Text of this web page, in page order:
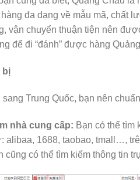
đa dạng về mẫu mã, chất
vận chuyển thuận tiện nên
để đi “đánh” được hàng
bị
Trung Quốc, bạn nên
nhà cung cấp: Bạn có thể tìm
alibaa, 1688, taobao, tmall…,
cũng có thể tìm kiếm thông tin